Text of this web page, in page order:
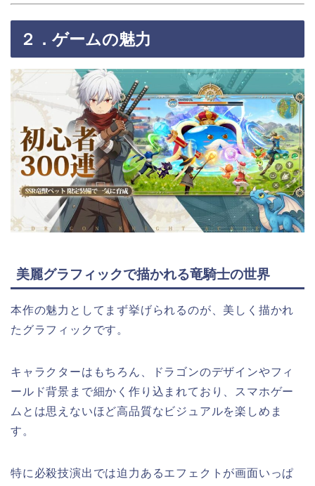
２．ゲームの魅力
美麗グラフィックで描かれる竜騎士の世界
本作の魅力としてまず挙げられるのが、美しく描かれ
たグラフィックです。
キャラクターはもちろん、ドラゴンのデザインやフィ
ールド背景まで細かく作り込まれており、スマホゲー
ムとは思えないほど高品質なビジュアルを楽しめま
す。
特に必殺技演出では迫力あるエフェクトが画面いっぱ